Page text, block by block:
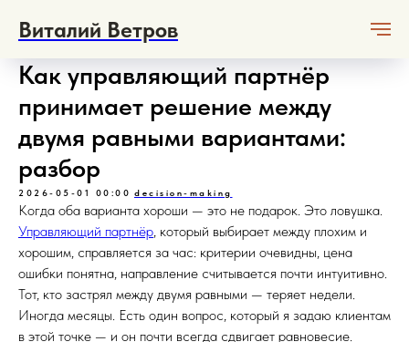
Виталий Ветров
Как управляющий партнёр
принимает решение между
двумя равными вариантами:
разбор
2026-05-01 00:00 decision-making
Когда оба варианта хороши — это не подарок. Это ловушка.
Управляющий партнёр, который выбирает между плохим и
хорошим, справляется за час: критерии очевидны, цена
ошибки понятна, направление считывается почти интуитивно.
Тот, кто застрял между двумя равными — теряет недели.
Иногда месяцы. Есть один вопрос, который я задаю клиентам
в этой точке — и он почти всегда сдвигает равновесие.